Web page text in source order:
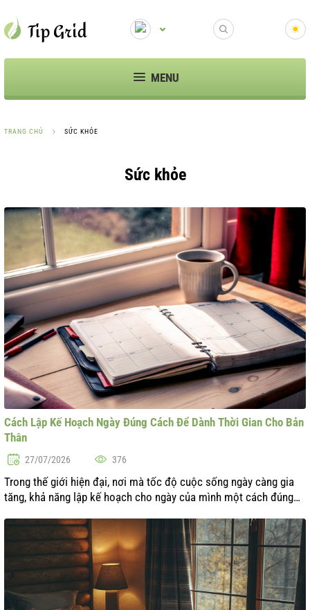
MENU
TRANG CHỦ SỨC KHỎE
Sức khỏe
Cách Lập Kế Hoạch Ngày Đúng Cách Để Dành Thời Gian Cho Bản
Thân
27/07/2026 376
Trong thế giới hiện đại, nơi mà tốc độ cuộc sống ngày càng gia
tăng, khả năng lập kế hoạch cho ngày của mình một cách đúng
việc nhà và ...